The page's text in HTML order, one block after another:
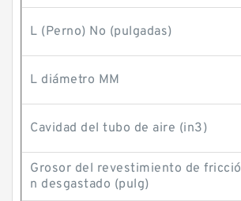
L (Perno) No (pulgadas)
L diámetro MM
Cavidad del tubo de aire (in3)
Grosor del revestimiento de fricció
n desgastado (pulg)